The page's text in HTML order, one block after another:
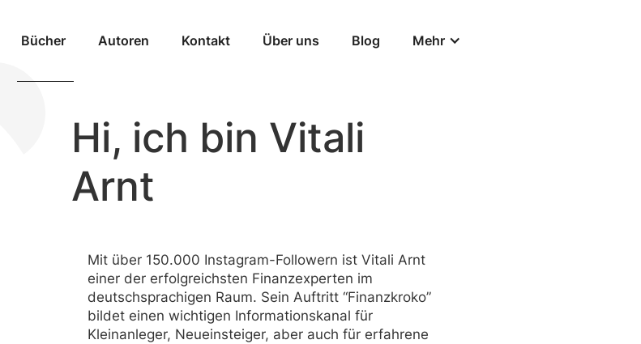
Bücher Autoren Kontakt Über uns Blog Mehr
Hi, ich bin Vitali
Arnt
Mit über 150.000 Instagram-Followern ist Vitali Arnt
einer der erfolgreichsten Finanzexperten im
deutschsprachigen Raum. Sein Auftritt “Finanzkroko”
bildet einen wichtigen Informationskanal für
Kleinanleger, Neueinsteiger, aber auch für erfahrene